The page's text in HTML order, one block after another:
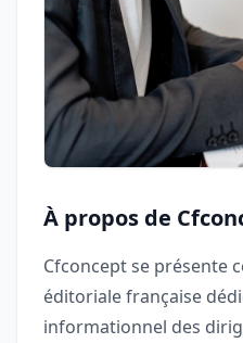
À propos de
Cfconcept se présente
éditoriale française
informationnel des